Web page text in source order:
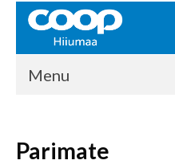
Menu
Kontakt
Parimate